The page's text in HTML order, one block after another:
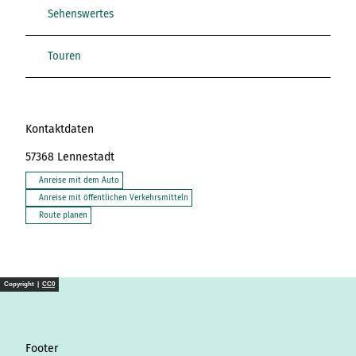
Sehenswertes
Touren
Kontaktdaten
57368 Lennestadt
Anreise mit dem Auto
Anreise mit öffentlichen Verkehrsmitteln
Route planen
Copyright | CC0
Footer